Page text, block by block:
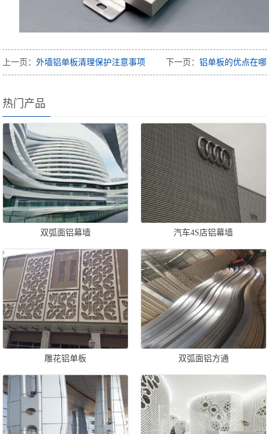
上一页：外墙铝单板清理保护注意事项 下一页： 铝单板的优点在哪
热门产品
双弧面铝幕墙 汽车4S店铝幕墙
雕花铝单板 双弧面铝方通